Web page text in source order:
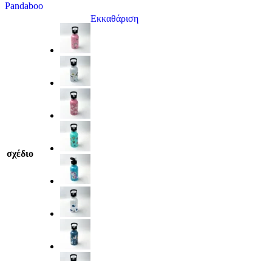
Pandaboo
σχέδιο
Εκκαθάριση